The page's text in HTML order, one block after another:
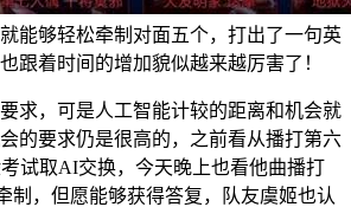
能够轻松牵制对面五个，打出了一句英
跟着时间的增加貌似越来越厉害了！
，可是人工智能计较的距离和机会就
的要求仍是很高的，之前看从播打第六
试取AI交换，今天晚上也看他曲播打
制，但愿能够获得答复，队友虞姬也认